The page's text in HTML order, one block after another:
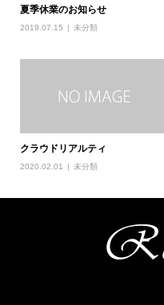
夏季休業のお知らせ
2019.07.15 未分類
クラウドリアルティ
2020.02.01 未分類